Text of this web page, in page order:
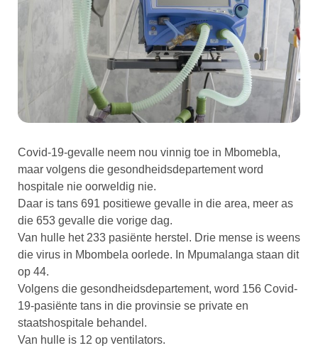
Covid-19-gevalle neem nou vinnig toe in Mbomebla,
maar volgens die gesondheidsdepartement word
hospitale nie oorweldig nie.
Daar is tans 691 positiewe gevalle in die area, meer as
die 653 gevalle die vorige dag.
Van hulle het 233 pasiënte herstel. Drie mense is weens
die virus in Mbombela oorlede. In Mpumalanga staan dit
op 44.
Volgens die gesondheidsdepartement, word 156 Covid-
19-pasiënte tans in die provinsie se private en
staatshospitale behandel.
Van hulle is 12 op ventilators.